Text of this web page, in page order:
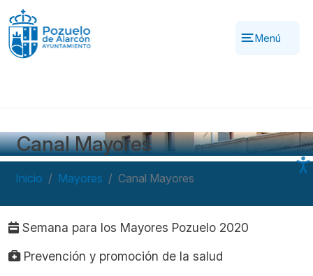
Pasar al contenido principal
Menú
Canal Mayores
Inicio Mayores Canal Mayores
Navegación principal
Semana para los Mayores Pozuelo 2020
Prevención y promoción de la salud